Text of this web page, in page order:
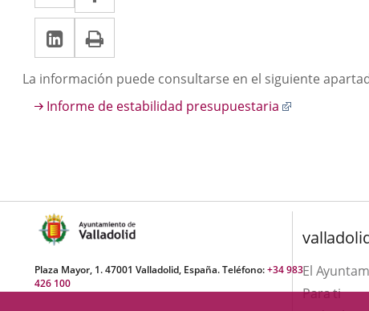
a
una
aplicación
externa.
a
una
aplicación
externa.
LinkedIn
Enlace
a
una
aplicación
Descripción
La información puede consultarse en el siguiente
Informe de estabilidad presupuestaria
Plaza Mayor, 1. 47001 Valladolid, España. Teléfono:+34 983
426 100
El
Para ti